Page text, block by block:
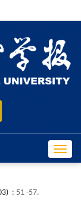
: 51 -57.